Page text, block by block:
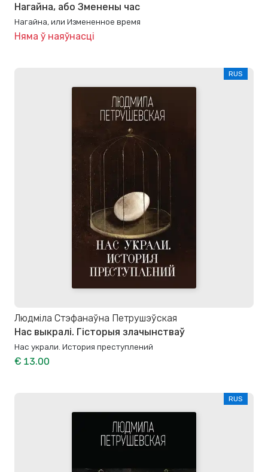
Нагайна, або Зменены час
Нагайна, или Измененное время
Няма ў наяўнасці
RUS
Людміла Стэфанаўна Петрушэўская
Нас выкралі. Гісторыя злачынстваў
Нас украли. История преступлений
€ 13.00
RUS